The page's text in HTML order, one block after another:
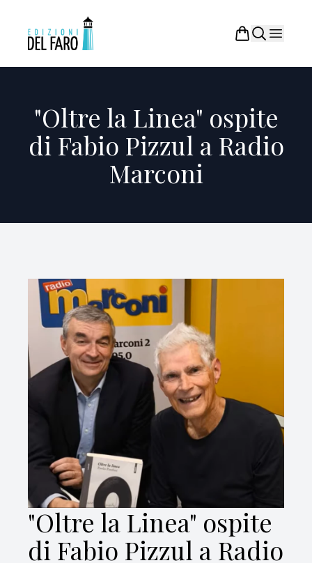
"Oltre la Linea" ospite
di Fabio Pizzul a Radio
Marconi
"Oltre la Linea" ospite
di Fabio Pizzul a Radio